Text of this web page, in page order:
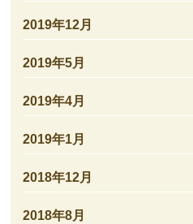
2019年12月
2019年5月
2019年4月
2019年1月
2018年12月
2018年8月